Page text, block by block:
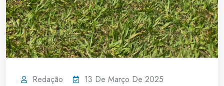
Redação
13 De Março De 2025